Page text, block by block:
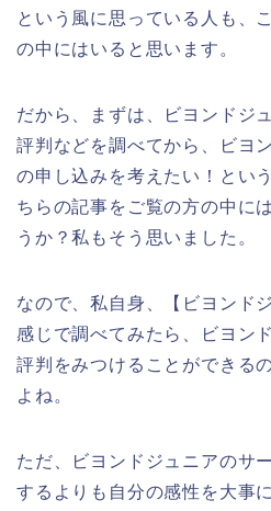
という風に思っている人も、
の中にはいると思います。
だから、まずは、ビヨンドジ
評判などを調べてから、ビヨ
の申し込みを考えたい！とい
ちらの記事をご覧の方の中に
うか？私もそう思いました。
なので、私自身、【ビヨンド
感じで調べてみたら、ビヨン
評判をみつけることができる
よね。
ただ、ビヨンドジュニアのサ
するよりも自分の感性を大事